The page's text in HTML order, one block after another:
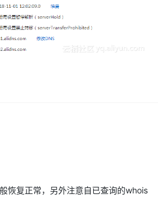
恢复正常，另外注意自已查询的whois